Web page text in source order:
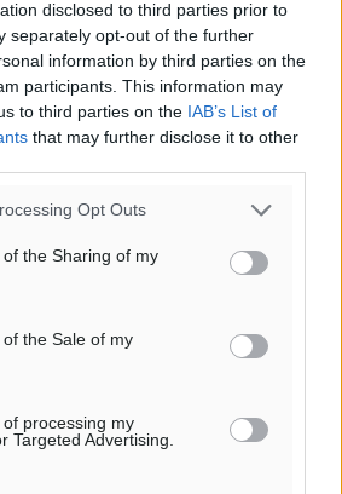
disclosed to third parties prior to
separately opt-out of the further
information by third parties on the
participants. This information may
to third parties on the IAB’s List of
that may further disclose it to other
Opt Outs
the Sharing of my
the Sale of my
processing my
Targeted Advertising.